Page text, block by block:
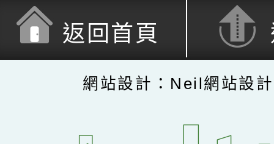
返回首頁
網站設計：Neil網站設